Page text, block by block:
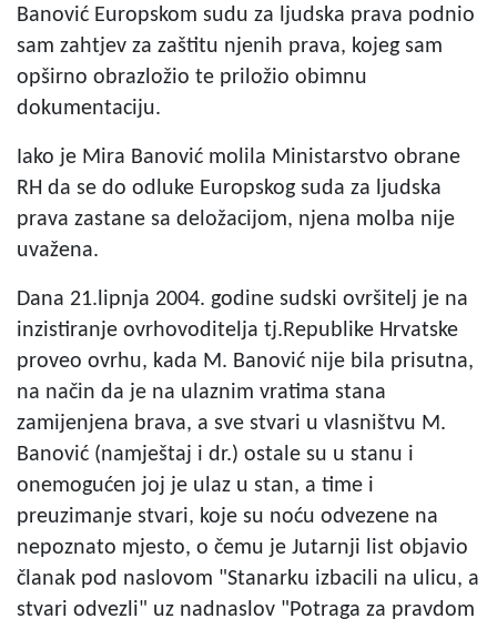
Banović Europskom sudu za ljudska prava podnio
sam zahtjev za zaštitu njenih prava, kojeg sam
opširno obrazložio te priložio obimnu
dokumentaciju.
Iako je Mira Banović molila Ministarstvo obrane
RH da se do odluke Europskog suda za ljudska
prava zastane sa deložacijom, njena molba nije
uvažena.
Dana 21.lipnja 2004. godine sudski ovršitelj je na
inzistiranje ovrhovoditelja tj.Republike Hrvatske
proveo ovrhu, kada M. Banović nije bila prisutna,
na način da je na ulaznim vratima stana
zamijenjena brava, a sve stvari u vlasništvu M.
Banović (namještaj i dr.) ostale su u stanu i
onemogućen joj je ulaz u stan, a time i
preuzimanje stvari, koje su noću odvezene na
nepoznato mjesto, o čemu je Jutarnji list objavio
članak pod naslovom "Stanarku izbacili na ulicu, a
stvari odvezli" uz nadnaslov "Potraga za pravdom